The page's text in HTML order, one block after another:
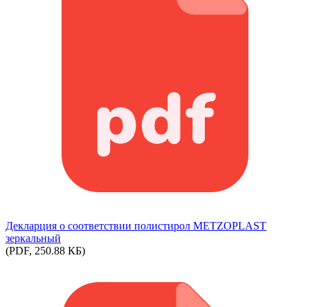
Декларция о соответствии полистирол METZOPLAST
зеркальный
(PDF, 250.88 КБ)